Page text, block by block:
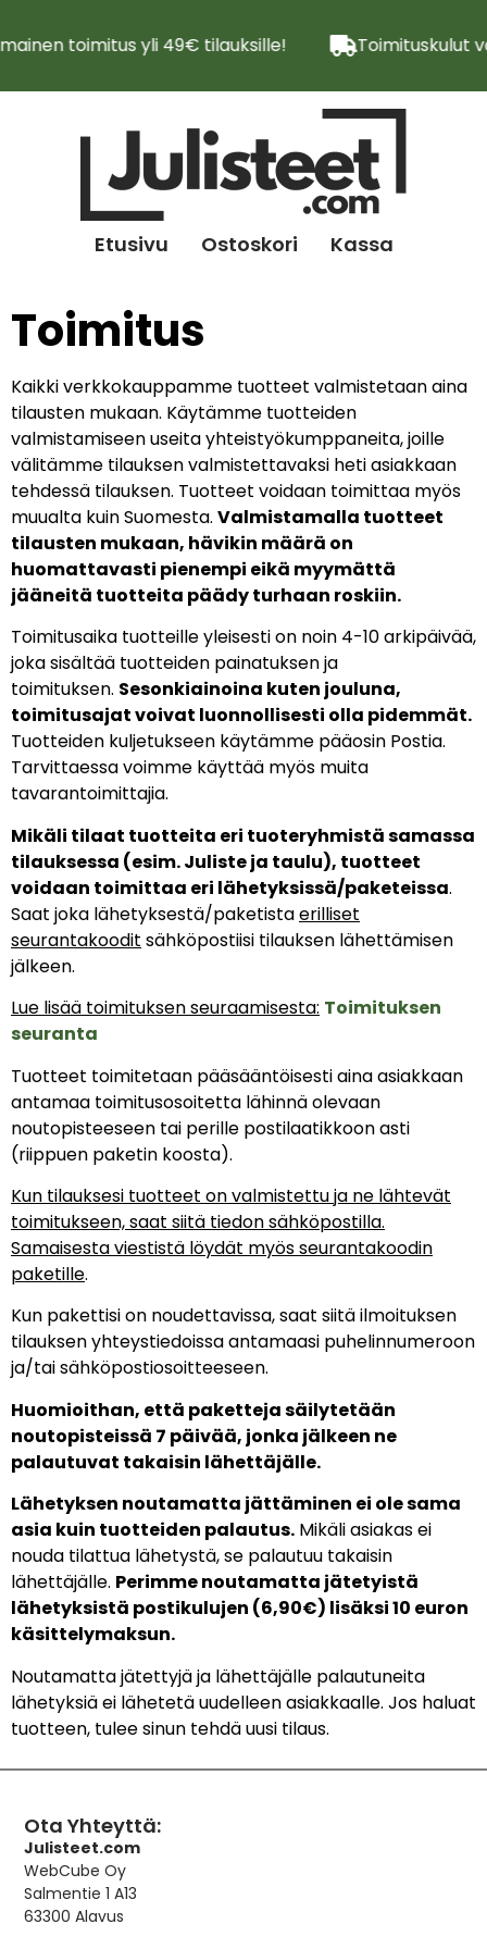
toimitus yli 49€ tilauksille! Toimituskulut
Etusivu Ostoskori Kassa
Toimitus
Kaikki verkkokauppamme tuotteet valmistetaan aina
tilausten mukaan. Käytämme tuotteiden
valmistamiseen useita yhteistyökumppaneita, joille
välitämme tilauksen valmistettavaksi heti asiakkaan
tehdessä tilauksen. Tuotteet voidaan toimittaa myös
muualta kuin Suomesta. Valmistamalla tuotteet
tilausten mukaan, hävikin määrä on
huomattavasti pienempi eikä myymättä
jääneitä tuotteita päädy turhaan roskiin.
Toimitusaika tuotteille yleisesti on noin 4-10 arkipäivää,
joka sisältää tuotteiden painatuksen ja
toimituksen. Sesonkiainoina kuten jouluna,
toimitusajat voivat luonnollisesti olla pidemmät.
Tuotteiden kuljetukseen käytämme pääosin Postia.
Tarvittaessa voimme käyttää myös muita
tavarantoimittajia.
Mikäli tilaat tuotteita eri tuoteryhmistä samassa
tilauksessa (esim. Juliste ja taulu), tuotteet
voidaan toimittaa eri lähetyksissä/paketeissa.
Saat joka lähetyksestä/paketistaerilliset
seurantakoodit sähköpostiisi tilauksen lähettämisen
jälkeen.
Lue lisää toimituksen seuraamisesta: Toimituksen
seuranta
Tuotteet toimitetaan pääsääntöisesti aina asiakkaan
antamaa toimitusosoitetta lähinnä olevaan
noutopisteeseen tai perille postilaatikkoon asti
(riippuen paketin koosta).
Kun tilauksesi tuotteet on valmistettu ja ne lähtevät
toimitukseen, saat siitä tiedon sähköpostilla.
Samaisesta viestistä löydät myös seurantakoodin
paketille.
Kun pakettisi on noudettavissa, saat siitä ilmoituksen
tilauksen yhteystiedoissa antamaasi puhelinnumeroon
ja/tai sähköpostiosoitteeseen.
Huomioithan, että paketteja säilytetään
noutopisteissä 7 päivää, jonka jälkeen ne
palautuvat takaisin lähettäjälle.
Lähetyksen noutamatta jättäminen ei ole sama
asia kuin tuotteiden palautus. Mikäli asiakas ei
nouda tilattua lähetystä, se palautuu takaisin
lähettäjälle. Perimme noutamatta jätetyistä
lähetyksistä postikulujen (6,90€) lisäksi 10 euron
käsittelymaksun.
Noutamatta jätettyjä ja lähettäjälle palautuneita
lähetyksiä ei lähetetä uudelleen asiakkaalle. Jos haluat
tuotteen, tulee sinun tehdä uusi tilaus.
Ota Yhteyttä:
Julisteet.com
WebCube Oy
Salmentie 1 A13
63300 Alavus